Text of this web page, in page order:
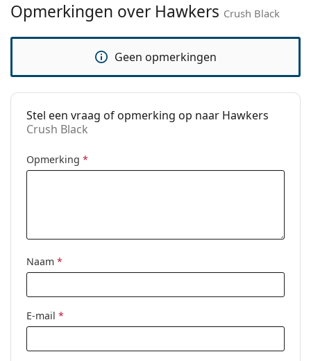
Merk:
Hawkers
Functie:
Fashion
Crush Black
Opmerkingen over Hawkers Crush Black
Geen opmerkingen
Stel een vraag of opmerking op naar Hawkers
Crush Black
Opmerking *
Naam *
E-mail *